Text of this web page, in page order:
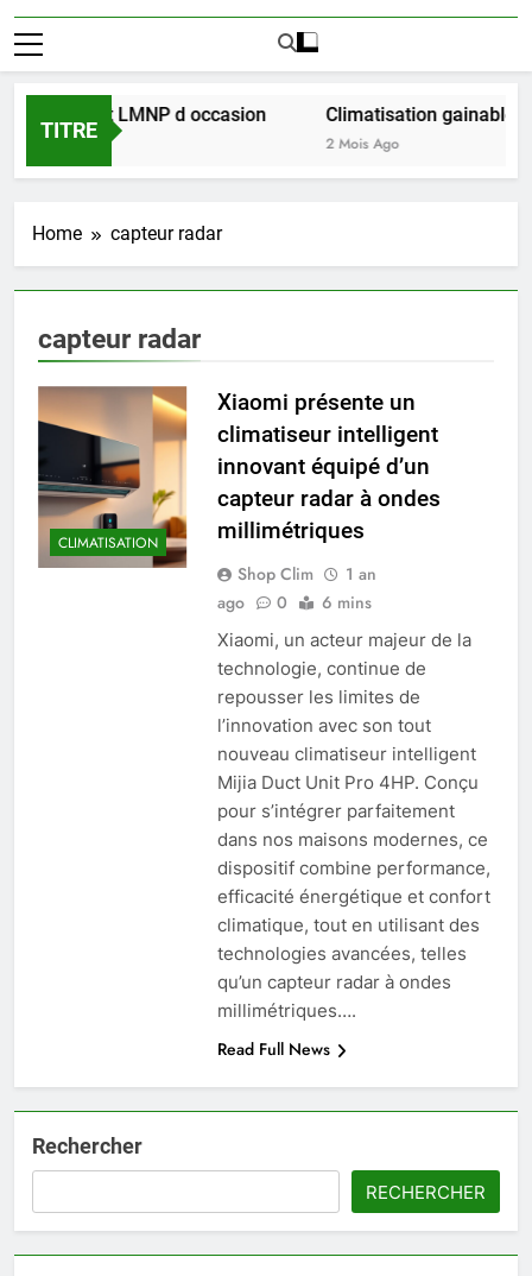
TITRE
l achat LMNP d occasion Climatisation gainable
2 Mois Ago
Home capteur radar
capteur radar
CLIMATISATION
Xiaomi présente un
climatiseur intelligent
innovant équipé d’un
capteur radar à ondes
millimétriques
Shop Clim
1 an
ago
0 6 mins
Xiaomi, un acteur majeur de la
technologie, continue de
repousser les limites de
l’innovation avec son tout
nouveau climatiseur intelligent
Mijia Duct Unit Pro 4HP. Conçu
pour s’intégrer parfaitement
dans nos maisons modernes, ce
dispositif combine performance,
efficacité énergétique et confort
climatique, tout en utilisant des
technologies avancées, telles
qu’un capteur radar à ondes
millimétriques….
Read Full News
Rechercher
RECHERCHER